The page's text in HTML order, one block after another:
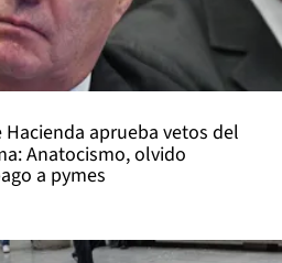
Hacienda aprueba vetos del
Anatocismo, olvido
a pymes